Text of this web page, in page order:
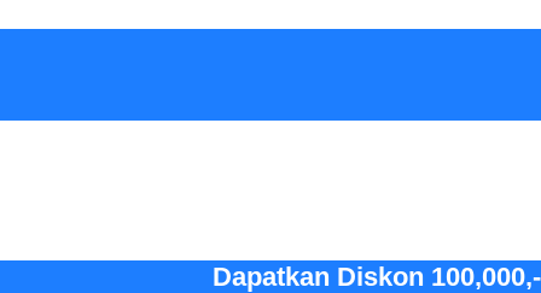
Dapatkan Diskon 100,000,-